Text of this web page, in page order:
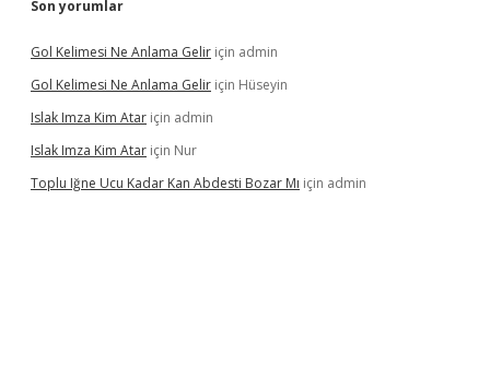
Son yorumlar
Gol Kelimesi Ne Anlama Gelir için admin
Gol Kelimesi Ne Anlama Gelir için Hüseyin
Islak Imza Kim Atar için admin
Islak Imza Kim Atar için Nur
Toplu Iğne Ucu Kadar Kan Abdesti Bozar Mı için admin